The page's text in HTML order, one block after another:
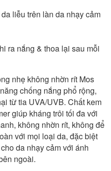
liễu trên làn da nhạy cảm
ra nắng & thoa lại sau mỗi
nhẹ không nhờn rít Mos
chống nắng phổ rộng,
từ tia UVA/UVB. Chất kem
giúp kháng trôi tối đa với
không nhờn rít, không để
với mọi loại da, đặc biệt
da nhạy cảm với ánh
ngoài.